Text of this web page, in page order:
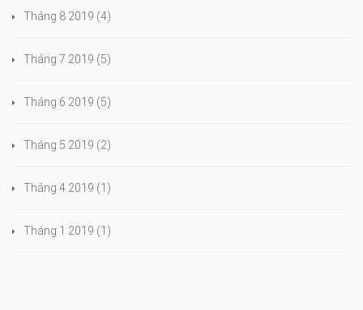
Tháng 8 2019 (4)
Tháng 7 2019 (5)
Tháng 6 2019 (5)
Tháng 5 2019 (2)
Tháng 4 2019 (1)
Tháng 1 2019 (1)